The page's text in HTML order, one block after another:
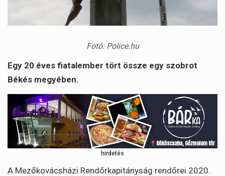
Fotó: Police.hu
Egy 20 éves fiatalember tört össze egy szobrot
Békés megyében.
hirdetés
A Mezőkovácsházi Rendőrkapitányság rendőrei 2020.